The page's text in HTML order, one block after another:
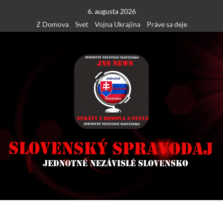
content
6. augusta 2026
Z Domova
Svet Vojna Ukrajina Práve sa deje